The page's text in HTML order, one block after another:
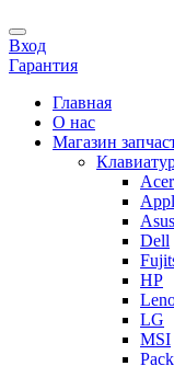
Вход
Гарантия
Главная
О нас
Магазин
Acer
Asus
Dell
HP
LG
MSI